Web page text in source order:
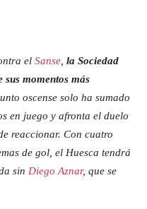
el Sanse la Sociedad
momentos más
oscense solo ha sumado
en juego y afronta el duelo
reaccionar. Con cuatro
de gol, el Huesca tendrá
sin Diego Aznar, que se